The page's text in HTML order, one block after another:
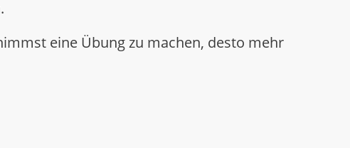
eine Übung zu machen, desto mehr